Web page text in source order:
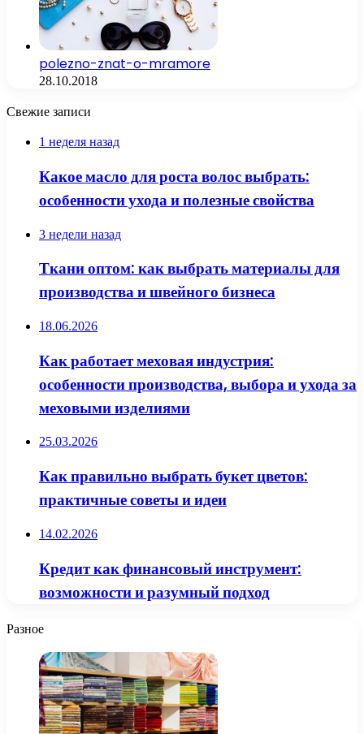
polezno-znat-o-mramore
28.10.2018
Свежие записи
1 неделя назад
Какое масло для роста волос выбрать:
особенности ухода и полезные свойства
3 недели назад
Ткани оптом: как выбрать материалы для
производства и швейного бизнеса
18.06.2026
Как работает меховая индустрия:
особенности производства, выбора и ухода за
меховыми изделиями
25.03.2026
Как правильно выбрать букет цветов:
практичные советы и идеи
14.02.2026
Кредит как финансовый инструмент:
возможности и разумный подход
Разное